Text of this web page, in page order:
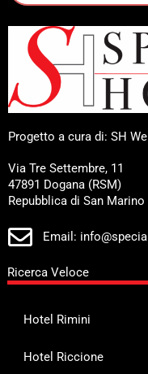
Progetto a cura di: SH
Via Tre Settembre, 11
47891 Dogana (RSM)
Repubblica di San Marino
Email:
Ricerca Veloce
Hotel Rimini
Hotel Riccione